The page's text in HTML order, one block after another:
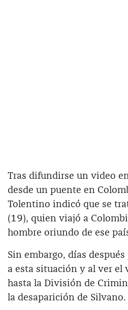
Tras difundirse un video
desde un puente en
Tolentino indicó que se
(19), quien viajó a
hombre oriundo de ese
Sin embargo, días
a esta situación y al ver el
hasta la División de
la desaparición de Silvano.